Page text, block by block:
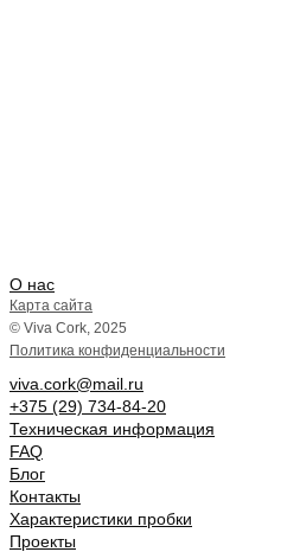
О нас
Карта сайта
© Viva Cork, 2025
Политика конфиденциальности
viva.cork@mail.ru
+375 (29) 734-84-20
Техническая информация
FAQ
Блог
Контакты
Характеристики пробки
Проекты